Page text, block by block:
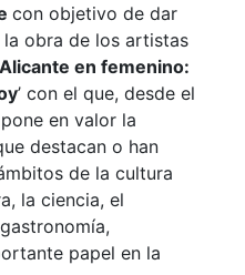
con objetivo de dar
obra de los artistas
Alicante en femenino:
’ con el que, desde el
en valor la
destacan o han
de la cultura
la ciencia, el
papel en la